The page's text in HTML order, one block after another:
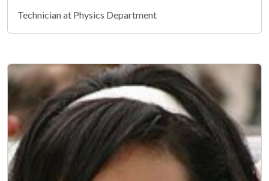
Technician at Physics Department